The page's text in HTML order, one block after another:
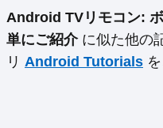
Android TVリモコン:
単にご紹介に似た他の
リ Android Tutorials